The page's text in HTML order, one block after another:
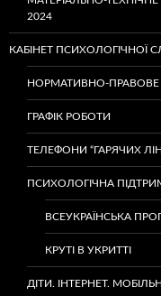
2024
КАБІНЕТ ПСИХОЛОГІЧНОЇ
НОРМАТИВНО-ПРАВОВЕ
ГРАФІК РОБОТИ
ТЕЛЕФОНИ “ГАРЯЧИХ
ПСИХОЛОГІЧНА
ВСЕУКРАЇНСЬКА
КРУТІ В УКРИТТІ
ДІТИ. ІНТЕРНЕТ.